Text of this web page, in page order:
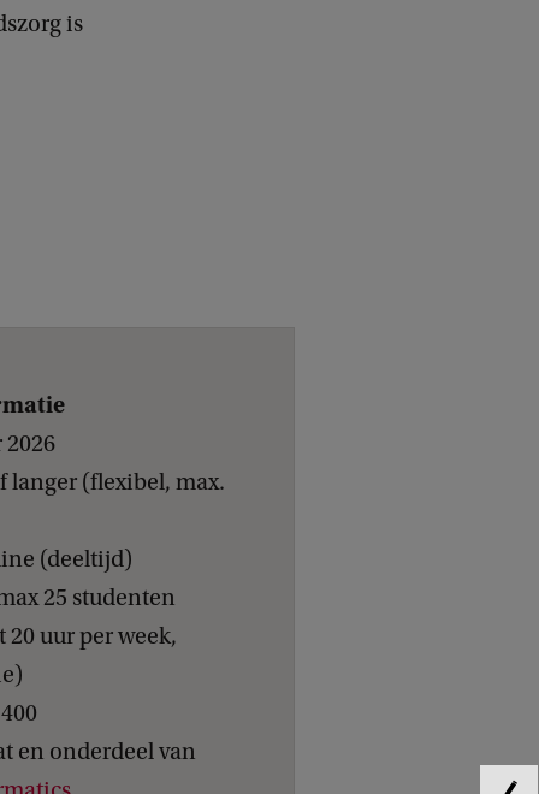
is
2026
langer (flexibel, max.
(deeltijd)
25 studenten
20 uur per week,
en onderdeel van